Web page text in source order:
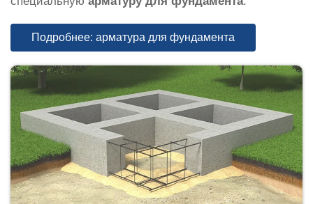
Подробнее: арматура для фундамента